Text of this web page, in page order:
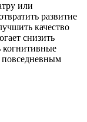
или
развитие
качество
снизить
когнитивные
повседневным